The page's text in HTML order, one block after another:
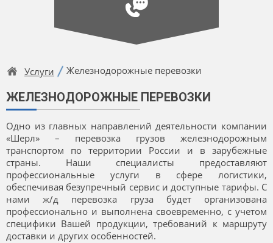
Услуги Железнодорожные перевозки
ЖЕЛЕЗНОДОРОЖНЫЕ ПЕРЕВОЗКИ
Одно из главных направлений деятельности компании
«Шерл» – перевозка грузов железнодорожным
транспортом по территории России и в зарубежные
страны. Наши специалисты предоставляют
профессиональные услуги в сфере логистики,
обеспечивая безупречный сервис и доступные тарифы. С
нами ж/д перевозка груза будет организована
профессионально и выполнена своевременно, с учетом
специфики Вашей продукции, требований к маршруту
доставки и других особенностей.